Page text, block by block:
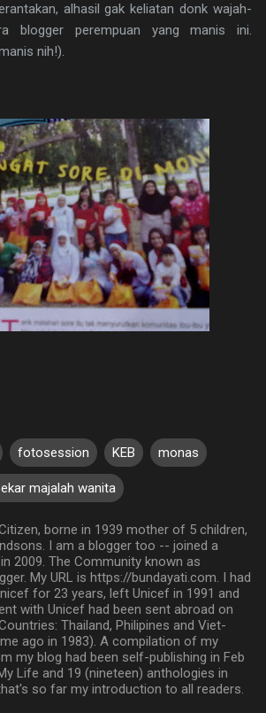
alhasil gak keliatan donk wajah-
blogger perempuan yang manis ini.
nih!).
fotosession KEB monas
majalah wanita
borne in 1939 mother of 5 children,
I am a blogger too -- joined a
2009. The Community known as
My URL is https://bundayati.com. I had
for 23 years, left Unicef in 1991 and
with Unicef had been sent abroad on
Thailand, Philipines and Viet-
ago in 1983). A compilation of my
my blog had been self-publishing in Feb
Life and 19 (nineteen) anthologies in
so far my introduction to all readers.